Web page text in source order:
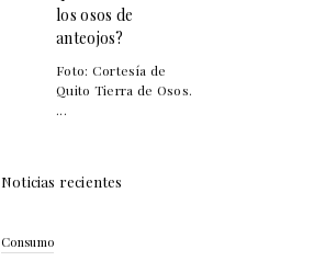
los osos de
anteojos?
Foto: Cortesía de
Quito Tierra de Osos.
...
Noticias recientes
Consumo